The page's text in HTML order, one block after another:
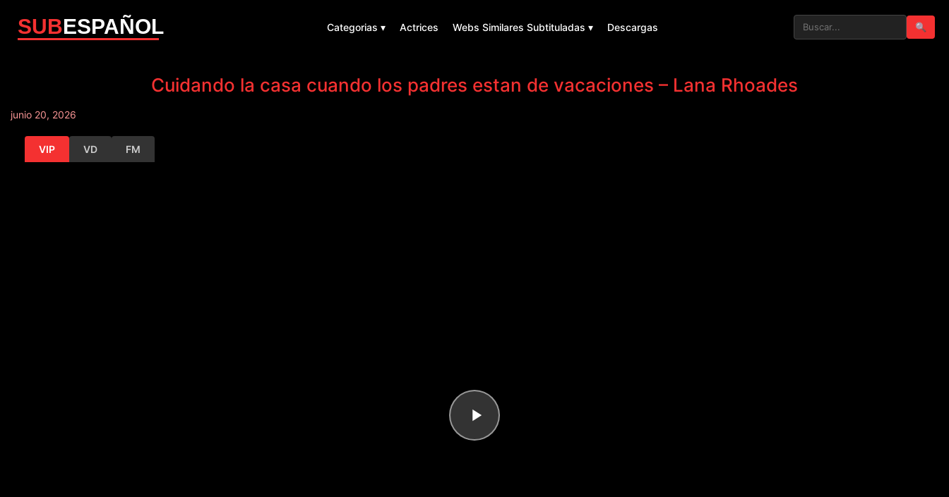
SUBESPAÑOL Categorias ▾ Actrices Webs Similares Subtituladas ▾ Descargas 🔍
Cuidando la casa cuando los padres estan de vacaciones – Lana Rhoades
junio 20, 2026
VIP VD FM